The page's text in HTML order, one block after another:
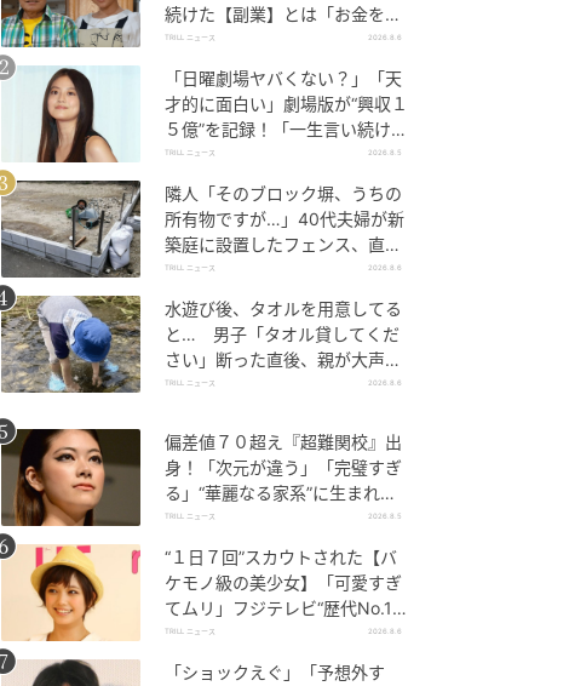
続けた【副業】とは「お金を稼
ぐのって大変」
TRILL ニュース 2026.8.6
「日曜劇場ヤバくない？」「天
才的に面白い」劇場版が“興収１
５億”を記録！「一生言い続け
る」放送後も続く“切望の声”
TRILL ニュース 2026.8.5
隣人「そのブロック塀、うちの
所有物ですが…」40代夫婦が新
築庭に設置したフェンス、直後
に迫られた"顛末"
TRILL ニュース 2026.8.6
水遊び後、タオルを用意してる
と… 男子「タオル貸してくだ
さい」断った直後、親が大声で
放った一言に絶句
TRILL ニュース 2026.8.6
偏差値７０超え『超難関校』出
身！「次元が違う」「完璧すぎ
る」“華麗なる家系”に生まれた
【規格外の逸材】
TRILL ニュース 2026.8.5
“１日７回”スカウトされた【バ
ケモノ級の美少女】「可愛すぎ
てムリ」フジテレビ“歴代No.1
作”で輝いた『美人女優』
TRILL ニュース 2026.8.6
「ショックえぐ」「予想外す